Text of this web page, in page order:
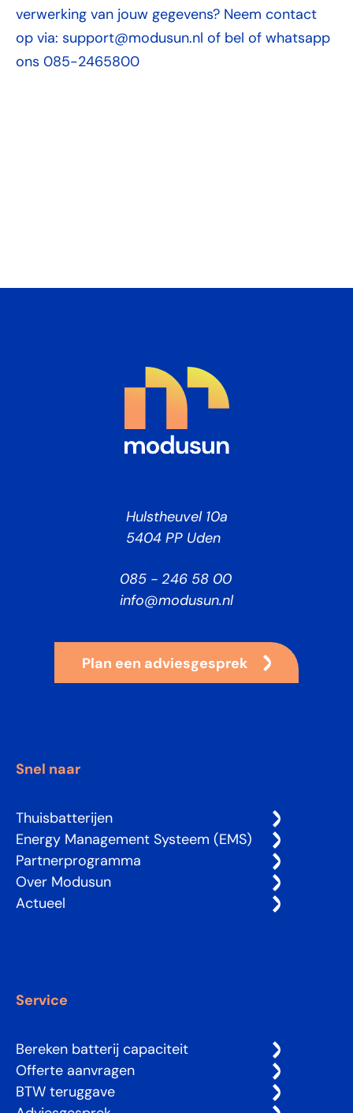
verwerking van jouw gegevens? Neem contact
op via: support@modusun.nl of bel of whatsapp
ons 085-2465800
Hulstheuvel 10a
5404 PP Uden
085 - 246 58 00
info@modusun.nl
Plan een adviesgesprek
Snel naar
Thuisbatterijen
Energy Management Systeem (EMS)
Partnerprogramma
Over Modusun
Actueel
Service
Bereken batterij capaciteit
Offerte aanvragen
BTW teruggave